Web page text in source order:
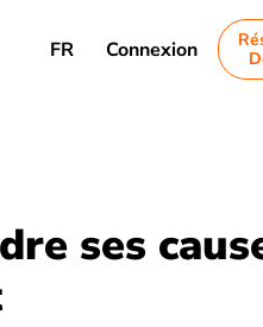
FR Connexion
ses